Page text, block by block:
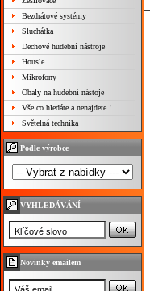
Bezdrátové systémy
Sluchátka
Dechové hudební nástroje
Housle
Mikrofony
Obaly na hudební nástoje
Vše co hledáte a nenajdete !
Světelná technika
Podle výrobce
VYHLEDÁVÁNÍ
Novinky emailem